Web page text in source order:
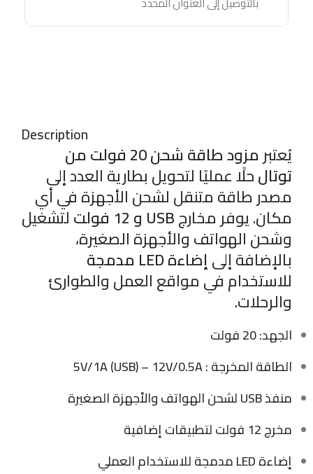
Description
يُعتبر مزود طاقة شحن 20 فولت من
توتالحلًا عمليًا لتحويل بطارية العدد إلى
مصدر طاقة متنقل لشحن الأجهزة في أي
مكان. يوفر مخارجUSB و 12 فولت لتشغيل
وشحن الهواتف والأجهزة الصغيرة،
بالإضافة إلىإضاءة LED مدمجة
للاستخدام في مواقع العمل والطوارئ
والرحلات.
الجهد: 20 فولت
الطاقة المخرجة : 5V/1A (USB) – 12V/0.5A
منفذ USB لشحن الهواتف والأجهزة الصغيرة
مخرج 12 فولت لتطبيقات إضافية
إضاءة LED مدمجة للاستخدام العملي